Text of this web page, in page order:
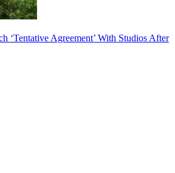
‘Tentative Agreement’ With Studios After